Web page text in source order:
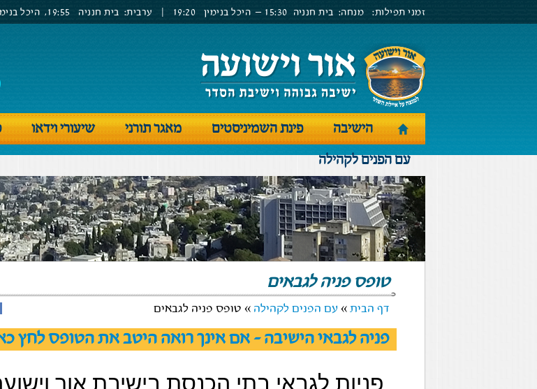
זמני תפילות: מנחה: בית חנניה 15:30 – היכל בנימין ערבית: בית חנניה היכל
הישיבה פינת השמיניסטים מאגר תורני שיעורי וידאו
עם הפנים לקהילה
טופס פניה לגבאים
דף הבית » עם הפנים לקהילה » טופס פניה לגבאים
פניה לגבאי הישיבה - אם אינך רואה היטב את הטופס לחץ